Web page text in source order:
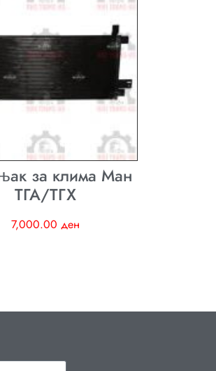
за клима Ман
ТГА/ТГХ
7,000.00 ден